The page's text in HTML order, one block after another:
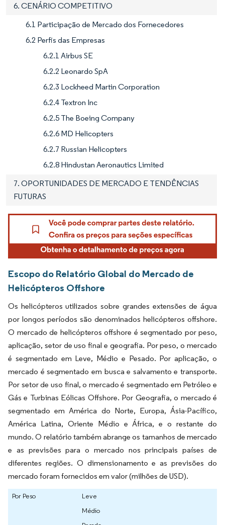
6. CENÁRIO COMPETITIVO
6.1 Participação de Mercado dos Fornecedores
6.2 Perfis das Empresas
6.2.1 Airbus SE
6.2.2 Leonardo SpA
6.2.3 Lockheed Martin Corporation
6.2.4 Textron Inc
6.2.5 The Boeing Company
6.2.6 MD Helicopters
6.2.7 Russian Helicopters
6.2.8 Hindustan Aeronautics Limited
7. OPORTUNIDADES DE MERCADO E TENDÊNCIAS
FUTURAS
Escopo do Relatório Global do Mercado de
Helicópteros Offshore
Os helicópteros utilizados sobre grandes extensões de água
por longos períodos são denominados helicópteros offshore.
O mercado de helicópteros offshore é segmentado por peso,
aplicação, setor de uso final e geografia. Por peso, o mercado
é segmentado em Leve, Médio e Pesado. Por aplicação, o
mercado é segmentado em busca e salvamento e transporte.
Por setor de uso final, o mercado é segmentado em Petróleo e
Gás e Turbinas Eólicas Offshore. Por Geografia, o mercado é
segmentado em América do Norte, Europa, Ásia-Pacífico,
América Latina, Oriente Médio e África, e o restante do
mundo. O relatório também abrange os tamanhos de mercado
e as previsões para o mercado nos principais países de
diferentes regiões. O dimensionamento e as previsões do
mercado foram fornecidos em valor (milhões de USD).
Por Peso
Leve
Médio